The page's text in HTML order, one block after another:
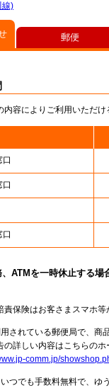
線)
容によりご利用いただ
口
口
口
ATMを一時休止する場
保険はお客さまスマホ
されている郵便局で、商
詳しい内容はこちらのホ
comm.jp/
つでも手数料無料で、ゆ
郵便